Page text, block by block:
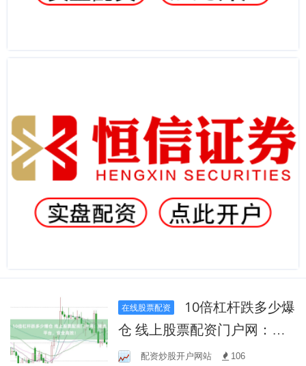
在线股票配资
仓 线上股票配资门户网：精
选平台，安全高效！
配资炒股开户网站 106